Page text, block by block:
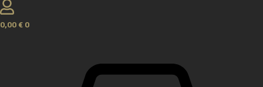
0,00 € 0